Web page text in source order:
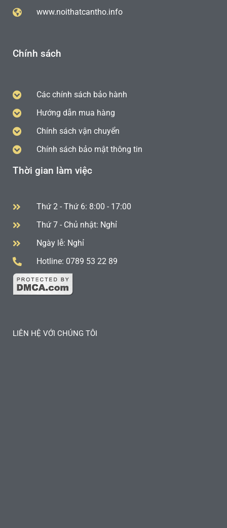
www.noithatcantho.info
Chính sách
Các chính sách bảo hành
Hướng dẫn mua hàng
Chính sách vận chuyển
Chính sách bảo mật thông tin
Thời gian làm việc
Thứ 2 - Thứ 6: 8:00 - 17:00
Thứ 7 - Chủ nhật: Nghỉ
Ngày lễ: Nghỉ
Hotline: 0789 53 22 89
LIÊN HỆ VỚI CHÚNG TÔI